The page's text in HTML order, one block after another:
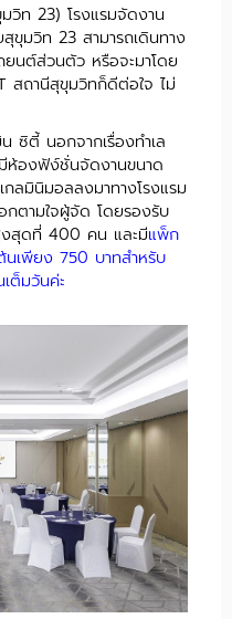
วิท 23) โรงแรมจัดงาน
ขุมวิท 23 สามารถเดินทาง
ยนต์ส่วนตัว หรือจะมาโดย
สถานีสุขุมวิทก็ดีต่อใจ ไม่
ซิตี้ นอกจากเรื่องทำเล
มีห้องฟัง์ชั่นจัดงานขนาด
ลมินิมอลลงมาทางโรงแรม
ตามใจผู้จัด โดยรองรับ
สุดที่ 400 คน และมีแพ็ก
นเพียง 750 บาทสำหรับ
ต็มวันค่ะ